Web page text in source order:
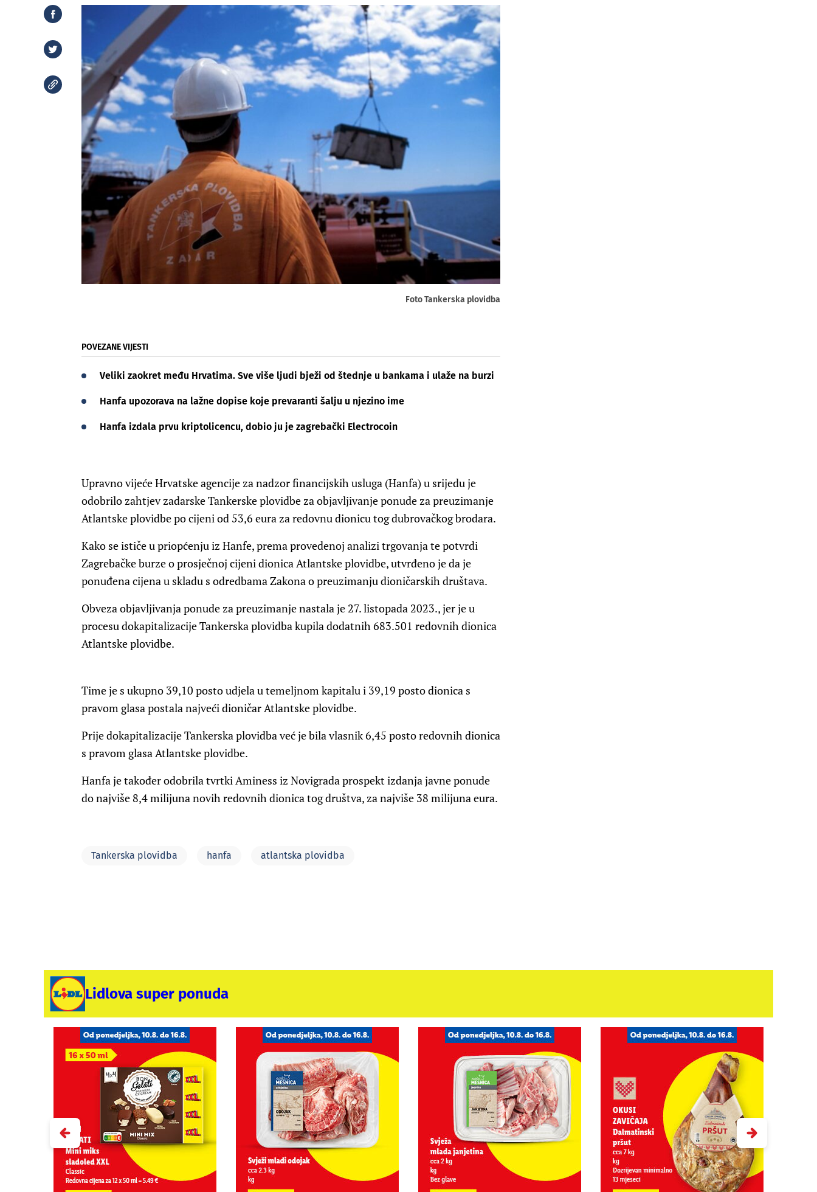
Foto Tankerska plovidba
POVEZANE VIJESTI
Veliki zaokret među Hrvatima. Sve više ljudi bježi od štednje u bankama i ulaže na burzi
Hanfa upozorava na lažne dopise koje prevaranti šalju u njezino ime
Hanfa izdala prvu kriptolicencu, dobio ju je zagrebački Electrocoin
Upravno vijeće Hrvatske agencije za nadzor financijskih usluga (Hanfa) u srijedu je
odobrilo zahtjev zadarske Tankerske plovidbe za objavljivanje ponude za preuzimanje
Atlantske plovidbe po cijeni od 53,6 eura za redovnu dionicu tog dubrovačkog brodara.
Kako se ističe u priopćenju iz Hanfe, prema provedenoj analizi trgovanja te potvrdi
Zagrebačke burze o prosječnoj cijeni dionica Atlantske plovidbe, utvrđeno je da je
ponuđena cijena u skladu s odredbama Zakona o preuzimanju dioničarskih društava.
Obveza objavljivanja ponude za preuzimanje nastala je 27. listopada 2023., jer je u
procesu dokapitalizacije Tankerska plovidba kupila dodatnih 683.501 redovnih dionica
Atlantske plovidbe.
Time je s ukupno 39,10 posto udjela u temeljnom kapitalu i 39,19 posto dionica s
pravom glasa postala najveći dioničar Atlantske plovidbe.
Prije dokapitalizacije Tankerska plovidba već je bila vlasnik 6,45 posto redovnih dionica
s pravom glasa Atlantske plovidbe.
Hanfa je također odobrila tvrtki Aminess iz Novigrada prospekt izdanja javne ponude
do najviše 8,4 milijuna novih redovnih dionica tog društva, za najviše 38 milijuna eura.
Tankerska plovidba hanfa atlantska plovidba
Lidlova super ponuda